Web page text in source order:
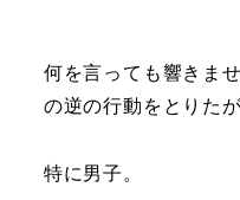
何を言っても響きま
の逆の行動をとりたが
特に男子。